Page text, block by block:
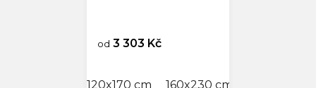
od 3 303 Kč
120x170 cm 160x230 cm